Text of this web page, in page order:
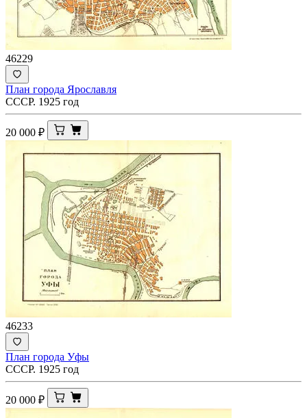
46229
План города Ярославля
СССР. 1925 год
20 000 ₽
46233
План города Уфы
СССР. 1925 год
20 000 ₽